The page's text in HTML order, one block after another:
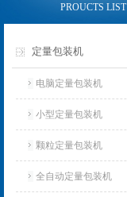
PROUCTS LIST
定量包装机
电脑定量包装机
小型定量包装机
颗粒定量包装机
全自动定量包装机